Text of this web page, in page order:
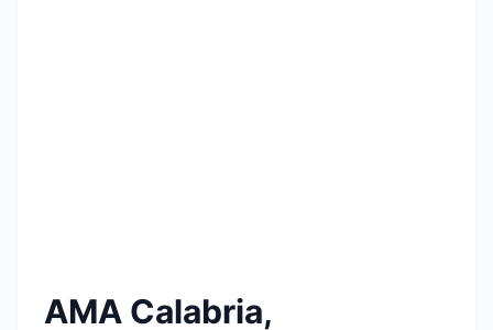
AMA Calabria,